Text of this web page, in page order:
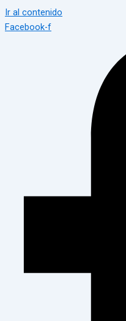
Ir al contenido
Facebook-f